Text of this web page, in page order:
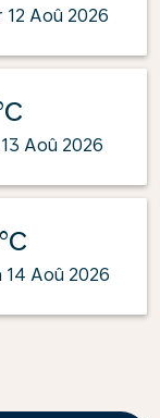
12 Aoû 2026
Aoû 2026
14 Aoû 2026